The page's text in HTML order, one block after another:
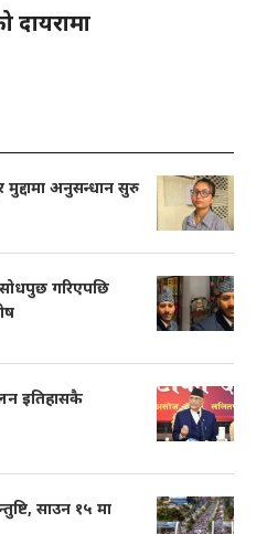
दायरामा
मुद्दामा अनुसन्धान सुरु
सोधपुछ गरिएपछि
इतिहासकै
साउन १५ मा